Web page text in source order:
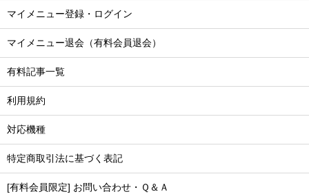
マイメニュー登録・ログイン
マイメニュー退会（有料会員退会）
有料記事一覧
利用規約
対応機種
特定商取引法に基づく表記
[有料会員限定] お問い合わせ・Ｑ＆Ａ